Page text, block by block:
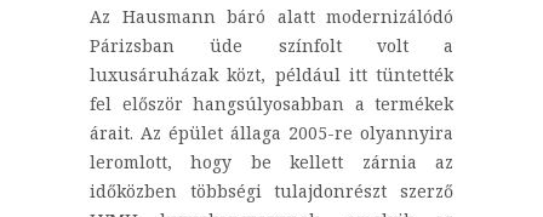
Az Hausmann báró alatt modernizálódó
Párizsban üde színfolt volt a
luxusáruházak közt, például itt tüntették
fel először hangsúlyosabban a termékek
árait. Az épület állaga 2005-re olyannyira
leromlott, hogy be kellett zárnia az
időközben többségi tulajdonrészt szerző